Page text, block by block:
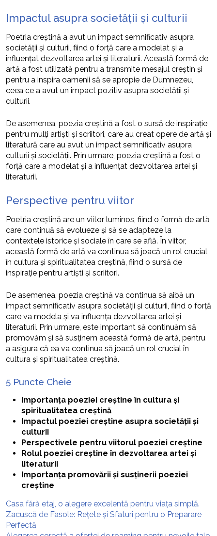
Impactul asupra societății și culturii
Poetria creștină a avut un impact semnificativ asupra
societății și culturii, fiind o forță care a modelat și a
influențat dezvoltarea artei și literaturii. Această formă de
artă a fost utilizată pentru a transmite mesajul creștin și
pentru a inspira oamenii să se apropie de Dumnezeu,
ceea ce a avut un impact pozitiv asupra societății și
culturii.
De asemenea, poezia creștină a fost o sursă de inspirație
pentru mulți artiști și scriitori, care au creat opere de artă și
literatură care au avut un impact semnificativ asupra
culturii și societății. Prin urmare, poezia creștină a fost o
forță care a modelat și a influențat dezvoltarea artei și
literaturii.
Perspective pentru viitor
Poetria creștină are un viitor luminos, fiind o formă de artă
care continuă să evolueze și să se adapteze la
contextele istorice și sociale în care se află. În viitor,
această formă de artă va continua să joacă un rol crucial
în cultura și spiritualitatea creștină, fiind o sursă de
inspirație pentru artiști și scriitori.
De asemenea, poezia creștină va continua să aibă un
impact semnificativ asupra societății și culturii, fiind o forță
care va modela și va influența dezvoltarea artei și
literaturii. Prin urmare, este important să continuăm să
promovăm și să susținem această formă de artă, pentru
a asigura că ea va continua să joacă un rol crucial în
cultura și spiritualitatea creștină.
5 Puncte Cheie
Importanța poeziei creștine în cultura și
spiritualitatea creștină
Impactul poeziei creștine asupra societății și
culturii
Perspectivele pentru viitorul poeziei creștine
Rolul poeziei creștine în dezvoltarea artei și
literaturii
Importanța promovării și susținerii poeziei
creștine
Casa fără etaj, o alegere excelentă pentru viața simplă.
Zacuscă de Fasole: Rețete și Sfaturi pentru o Preparare
Perfectă